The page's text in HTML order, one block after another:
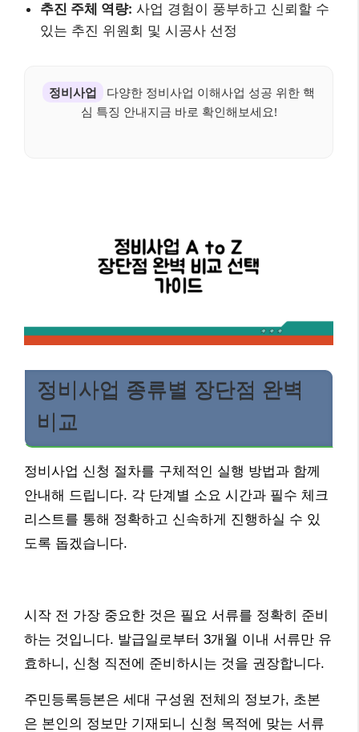
추진 주체 역량: 사업 경험이 풍부하고 신뢰할 수
있는 추진 위원회 및 시공사 선정
정비사업
다양한 정비사업 이해사업 성공 위한 핵
심 특징 안내지금 바로 확인해보세요!
정비사업 종류별 장단점 완벽
비교
정비사업 신청 절차를 구체적인 실행 방법과 함께
안내해 드립니다. 각 단계별 소요 시간과 필수 체크
리스트를 통해 정확하고 신속하게 진행하실 수 있
도록 돕겠습니다.
시작 전 가장 중요한 것은 필요 서류를 정확히 준비
하는 것입니다. 발급일로부터 3개월 이내 서류만 유
효하니, 신청 직전에 준비하시는 것을 권장합니다.
주민등록등본은 세대 구성원 전체의 정보가, 초본
은 본인의 정보만 기재되니 신청 목적에 맞는 서류